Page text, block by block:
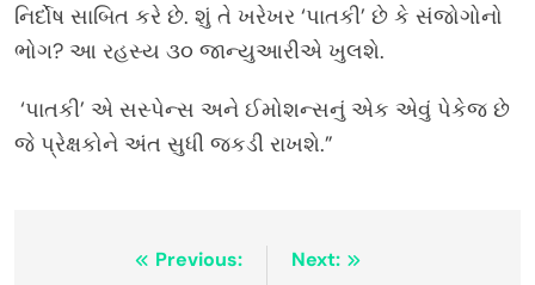
નિર્દોષ સાબિત કરે છે. શું તે ખરેખર ‘પાતકી’ છે કે સંજોગોનો
ભોગ? આ રહસ્ય ૩૦ જાન્યુઆરીએ ખુલશે.
‘પાતકી’ એ સસ્પેન્સ અને ઈમોશન્સનું એક એવું પેકેજ છે
જે પ્રેક્ષકોને અંત સુધી જકડી રાખશે.”
Previous:
Next: